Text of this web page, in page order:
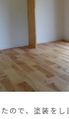
ので、塗装を